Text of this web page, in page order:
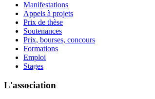
Manifestations
Appels à projets
Prix de thèse
Soutenances
Prix, bourses, concours
Formations
Emploi
Stages
L'association